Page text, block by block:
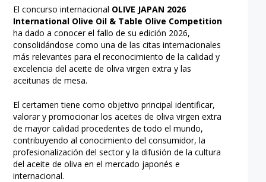
El concurso internacional OLIVE JAPAN 2026
International Olive Oil & Table Olive Competition
ha dado a conocer el fallo de su edición 2026,
consolidándose como una de las citas internacionales
más relevantes para el reconocimiento de la calidad y
excelencia del aceite de oliva virgen extra y las
aceitunas de mesa.
El certamen tiene como objetivo principal identificar,
valorar y promocionar los aceites de oliva virgen extra
de mayor calidad procedentes de todo el mundo,
contribuyendo al conocimiento del consumidor, la
profesionalización del sector y la difusión de la cultura
del aceite de oliva en el mercado japonés e
internacional.